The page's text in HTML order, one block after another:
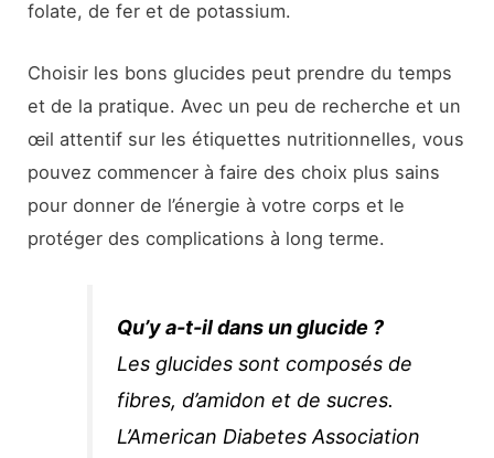
folate, de fer et de potassium.
Choisir les bons glucides peut prendre du temps
et de la pratique. Avec un peu de recherche et un
œil attentif sur les étiquettes nutritionnelles, vous
pouvez commencer à faire des choix plus sains
pour donner de l’énergie à votre corps et le
protéger des complications à long terme.
Qu’y a-t-il dans un glucide ?
Les glucides sont composés de
fibres, d’amidon et de sucres.
L’American Diabetes Association